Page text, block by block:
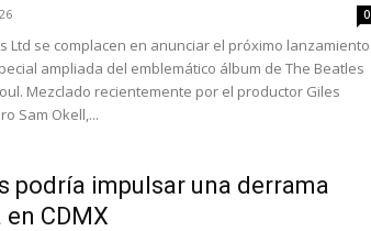
0
Ltd se complacen en anunciar el próximo lanzamiento
ampliada del emblemático álbum de The Beatles
Mezclado recientemente por el productor Giles
Sam Okell,...
podría impulsar una derrama
CDMX